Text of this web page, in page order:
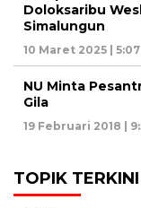
Doloksaribu
Simalungun
10 Maret 2025 |
NU Minta
Gila
19 Februari 2018 |
TOPIK TERKINI